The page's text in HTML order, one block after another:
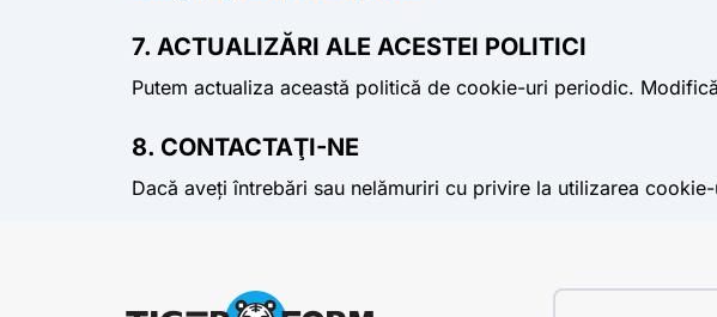
7. ACTUALIZĂRI ALE ACESTEI POLITICI
Putem actualiza această politică de cookie-uri periodic.
8. CONTACTAŢI-NE
Dacă aveți întrebări sau nelămuriri cu privire la utilizarea